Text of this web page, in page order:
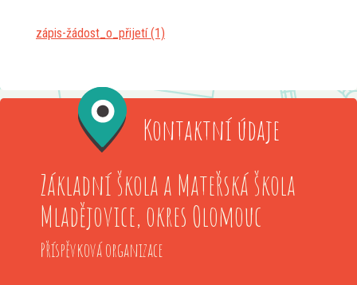
zápis-žádost_o_přijetí (1)
Kontaktní údaje
Základní škola a Mateřská škola
Mladějovice, okres Olomouc
Příspěvková organizace